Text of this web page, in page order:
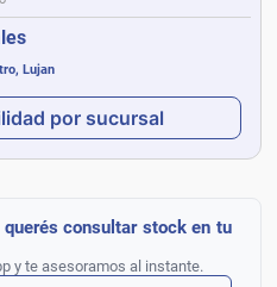
Lujan
por sucursal
consultar stock en tu
y te asesoramos al instante.